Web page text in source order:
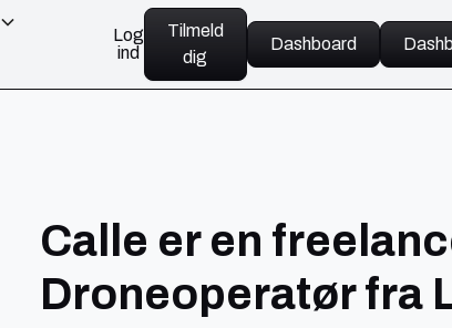
Log
ind
Tilmeld
dig
Dashboard
Calle er en
Droneoperatør fra